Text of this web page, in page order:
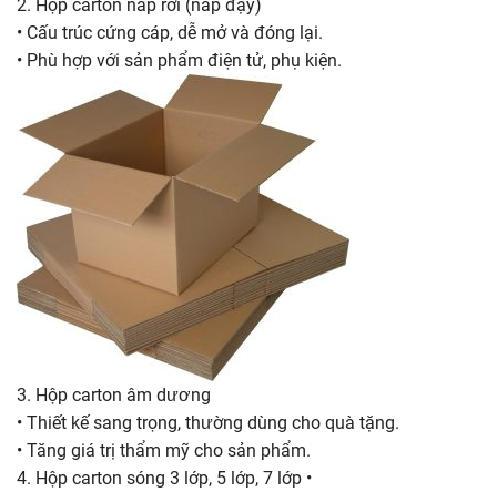
2. Hộp carton nắp rời (nắp đậy)
• Cấu trúc cứng cáp, dễ mở và đóng lại.
• Phù hợp với sản phẩm điện tử, phụ kiện.
3. Hộp carton âm dương
• Thiết kế sang trọng, thường dùng cho quà tặng.
• Tăng giá trị thẩm mỹ cho sản phẩm.
4. Hộp carton sóng 3 lớp, 5 lớp, 7 lớp •